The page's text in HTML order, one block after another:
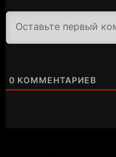
0 КОММЕНТАРИЕВ